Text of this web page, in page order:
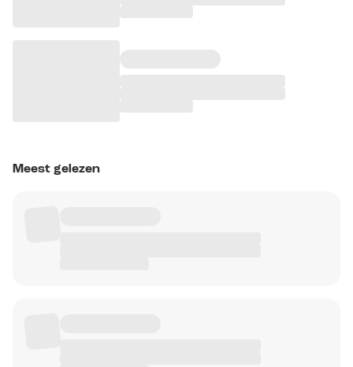
Meest gelezen